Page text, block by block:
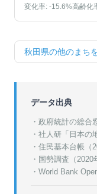
変化率: -15.6%高齢化
秋田県の他のまち
データ出典
・政府統計の総合
・ 社人研「日本の
・ 住民基本台帳（
・ 国勢調査（2020
・World Bank